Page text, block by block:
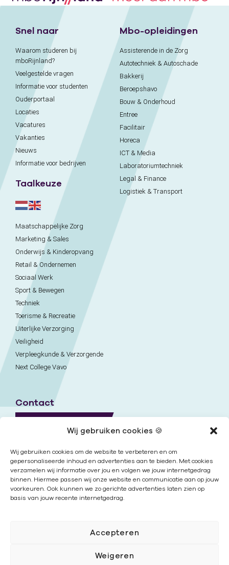
Wij gebruiken cookies 🍪
Wij gebruiken cookies om de website te verbeteren en om
gepersonaliseerde inhoud en advertenties aan te bieden. Met cookies
verzamelen wij informatie over jou en volgen we jouw internetgedrag
binnen. Hiermee passen wij onze website en communicatie aan op jouw
voorkeuren. Ook kunnen we zo gerichte advertenties laten zien op
basis van jouw recente internetgedrag.
Accepteren
Weigeren
Snel naar
Waarom studeren bij
mboRijnland?
Veelgestelde vragen
Informatie voor studenten
Ouderportaal
Locaties
Vacatures
Vakanties
Nieuws
Informatie voor bedrijven
Taalkeuze
Mbo-opleidingen
Assisterende in de Zorg
Autotechniek & Autoschade
Bakkerij
Beroepshavo
Bouw & Onderhoud
Entree
Facilitair
Horeca
ICT & Media
Laboratoriumtechniek
Legal & Finance
Logistiek & Transport
Maatschappelijke Zorg
Marketing & Sales
Onderwijs & Kinderopvang
Retail & Ondernemen
Sociaal Werk
Sport & Bewegen
Techniek
Toerisme & Recreatie
Uiterlijke Verzorging
Veiligheid
Verpleegkunde & Verzorgende
Next College Vavo
Contact
Nieuwsbrief